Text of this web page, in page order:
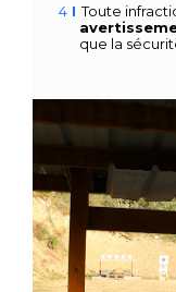
Toute
que la